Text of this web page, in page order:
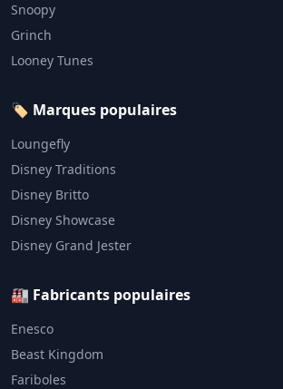
Snoopy
Grinch
Looney Tunes
🏷️ Marques populaires
Loungefly
Disney Traditions
Disney Britto
Disney Showcase
Disney Grand Jester
🏭 Fabricants populaires
Enesco
Beast Kingdom
Fariboles